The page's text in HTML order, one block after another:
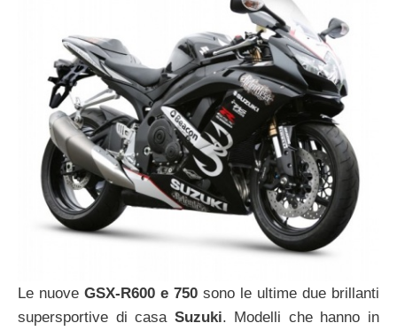
Le nuove GSX-R600 e 750 sono le ultime due brillanti
supersportive di casa Suzuki. Modelli che hanno in